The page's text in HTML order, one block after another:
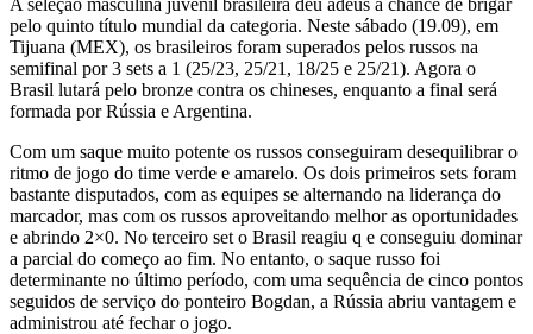
pelo quinto título mundial da categoria. Neste sábado (19.09), em
Tijuana (MEX), os brasileiros foram superados pelos russos na
semifinal por 3 sets a 1 (25/23, 25/21, 18/25 e 25/21). Agora o
Brasil lutará pelo bronze contra os chineses, enquanto a final será
formada por Rússia e Argentina.
Com um saque muito potente os russos conseguiram desequilibrar o
ritmo de jogo do time verde e amarelo. Os dois primeiros sets foram
bastante disputados, com as equipes se alternando na liderança do
marcador, mas com os russos aproveitando melhor as oportunidades
e abrindo 2×0. No terceiro set o Brasil reagiu q e conseguiu dominar
a parcial do começo ao fim. No entanto, o saque russo foi
determinante no último período, com uma sequência de cinco pontos
seguidos de serviço do ponteiro Bogdan, a Rússia abriu vantagem e
administrou até fechar o jogo.